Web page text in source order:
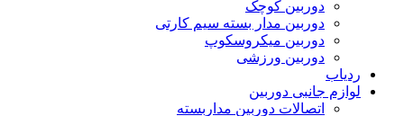
دوربین کوچک
دوربین مدار بسته سیم کارتی
دوربین میکروسکوپ
دوربین ورزشی
ردیاب
لوازم جانبی دوربین
اتصالات دوربین مداربسته